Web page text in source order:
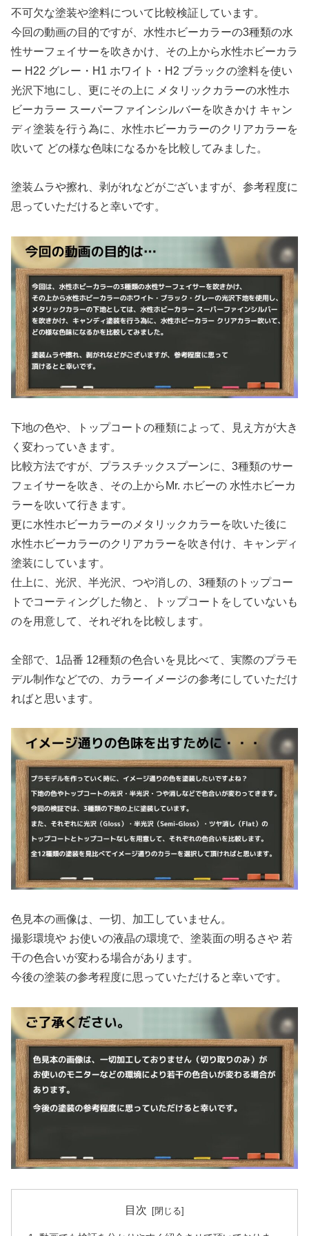
不可欠な塗装や塗料について比較検証しています。
今回の動画の目的ですが、水性ホビーカラーの3種類の水
性サーフェイサーを吹きかけ、その上から水性ホビーカラ
ー H22 グレー・H1 ホワイト・H2 ブラックの塗料を使い
光沢下地にし、更にその上に メタリックカラーの水性ホ
ビーカラー スーパーファインシルバーを吹きかけ キャン
ディ塗装を行う為に、水性ホビーカラーのクリアカラーを
吹いて どの様な色味になるかを比較してみました。
塗装ムラや擦れ、剥がれなどがございますが、参考程度に
思っていただけると幸いです。
下地の色や、トップコートの種類によって、見え方が大き
く変わっていきます。
比較方法ですが、プラスチックスプーンに、3種類のサー
フェイサーを吹き、その上からMr. ホビーの 水性ホビーカ
ラーを吹いて行きます。
更に水性ホビーカラーのメタリックカラーを吹いた後に
水性ホビーカラーのクリアカラーを吹き付け、キャンディ
塗装にしています。
仕上に、光沢、半光沢、つや消しの、3種類のトップコー
トでコーティングした物と、トップコートをしていないも
のを用意して、それぞれを比較します。
全部で、1品番 12種類の色合いを見比べて、実際のプラモ
デル制作などでの、カラーイメージの参考にしていただけ
ればと思います。
色見本の画像は、一切、加工していません。
撮影環境や お使いの液晶の環境で、塗装面の明るさや 若
干の色合いが変わる場合があります。
今後の塗装の参考程度に思っていただけると幸いです。
目次